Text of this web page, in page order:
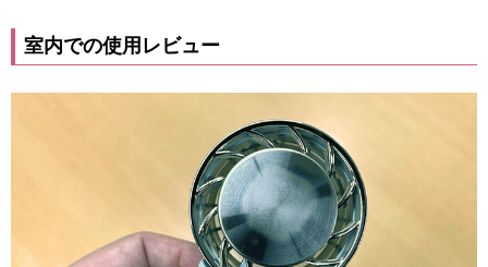
室内での使用レビュー